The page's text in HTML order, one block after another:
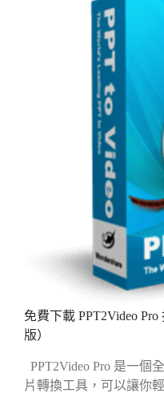
免費下載 PPT2Video
版）
PPT2Video Pro 是一個
片轉換工具，可以讓你